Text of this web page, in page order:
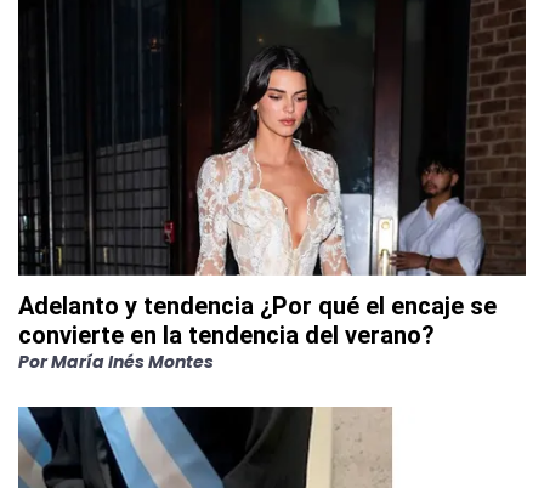
Adelanto y tendencia ¿Por qué el encaje se
convierte en la tendencia del verano?
PorMaría Inés Montes